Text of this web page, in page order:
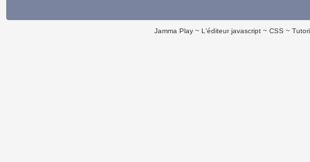
Jamma Play L'éditeur javascript CSS